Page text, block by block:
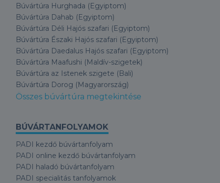
Búvártúra Hurghada (Egyiptom)
Búvártúra Dahab (Egyiptom)
Búvártúra Déli Hajós szafari (Egyiptom)
Búvártúra Északi Hajós szafari (Egyiptom)
Búvártúra Daedalus Hajós szafari (Egyiptom)
Búvártúra Maafushi (Maldív-szigetek)
Búvártúra az Istenek szigete (Bali)
Búvártúra Dorog (Magyarország)
Összes búvártúra megtekintése
BÚVÁRTANFOLYAMOK
PADI kezdő búvártanfolyam
PADI online kezdő búvártanfolyam
PADI haladó búvártanfolyam
PADI specialitás tanfolyamok